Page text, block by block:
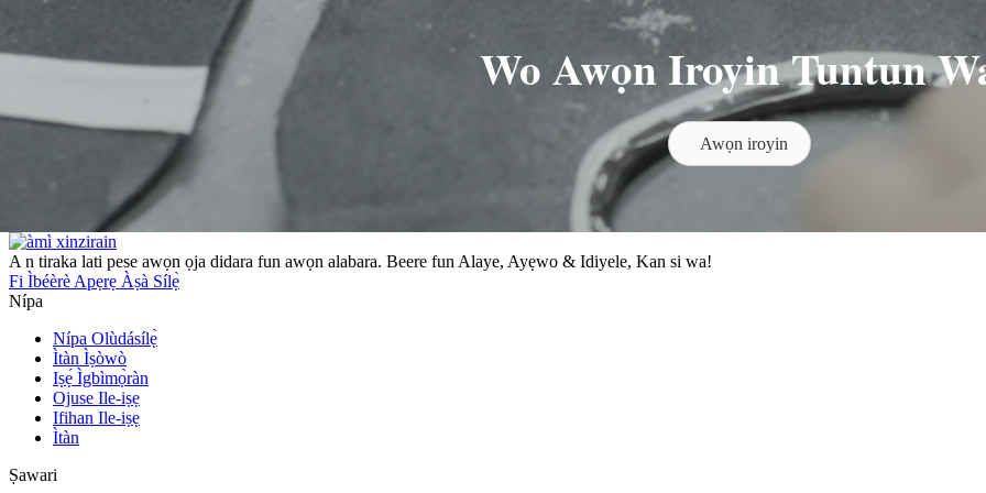
Wo Awọn Iroyin Tuntun
Awọn iroyin
A n tiraka lati pese awọn ọja didara fun awọn alabara. Beere fun Alaye, Ayẹwo & Idiyele, Kan si wa!
Fi Ìbéèrè Apẹrẹ Àṣà Sílẹ̀
Nípa
Nípa Olùdásílẹ̀
Ìtàn Ìṣòwò
Iṣẹ́ Ìgbìmọ̀ràn
Ojuse Ile-iṣẹ
Ifihan Ile-iṣẹ
Ìtàn
Ṣawari